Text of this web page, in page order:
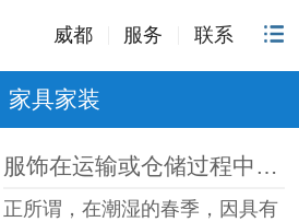
威都 服务 联系
家具家装
服饰在运输或仓储过程中易发霉怎么办？
正所谓，在潮湿的春季，因具有